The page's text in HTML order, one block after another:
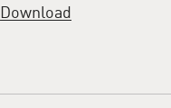
Download